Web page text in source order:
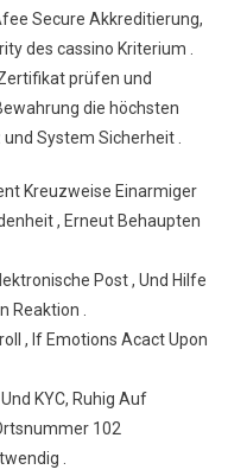
Secure Akkreditierung,
des cassino Kriterium .
prüfen und
die höchsten
System Sicherheit .
Kreuzweise Einarmiger
, Erneut Behaupten
Post , Und Hilfe
Reaktion .
, If Emotions Acact Upon
KYC, Ruhig Auf
102
.